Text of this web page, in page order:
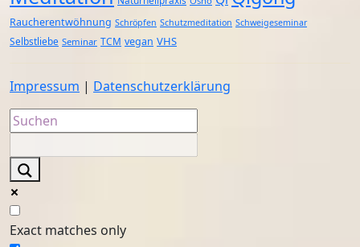
Raucherentwöhnung Schröpfen Schutzmeditation Schweigeseminar
Selbstliebe Seminar TCM vegan VHS
Impressum | Datenschutzerklärung
Exact matches only